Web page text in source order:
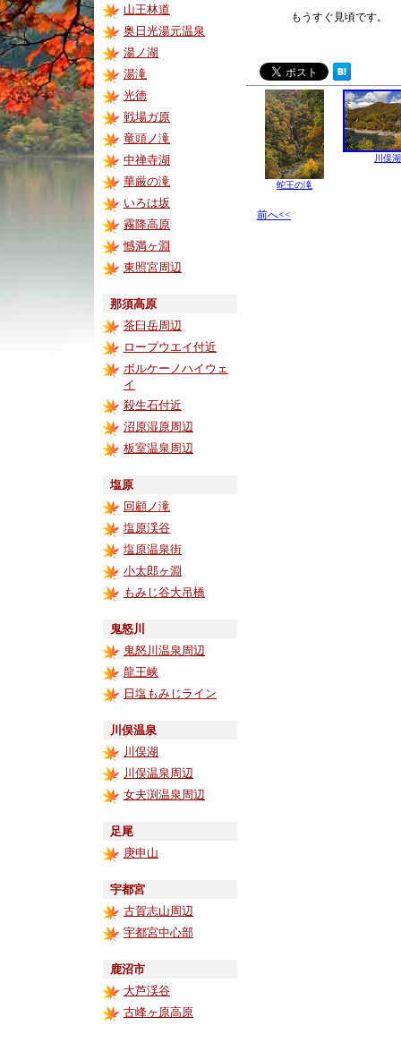
山王林道
奥日光湯元温泉
湯ノ湖
湯滝
光徳
戦場ガ原
竜頭ノ滝
中禅寺湖
華厳の滝
いろは坂
霧降高原
憾満ヶ淵
東照宮周辺
那須高原
茶臼岳周辺
ロープウエイ付近
ボルケーノハイウェ
イ
殺生石付近
沼原湿原周辺
板室温泉周辺
塩原
回顧ノ滝
塩原渓谷
塩原温泉街
小太郎ヶ淵
もみじ谷大吊橋
鬼怒川
鬼怒川温泉周辺
龍王峡
日塩もみじライン
川俣温泉
川俣湖
川俣温泉周辺
女夫渕温泉周辺
足尾
庚申山
宇都宮
古賀志山周辺
宇都宮中心部
鹿沼市
大芦渓谷
古峰ヶ原高原
もうすぐ見頃です。
蛇王の滝
川俣湖
前へ<<